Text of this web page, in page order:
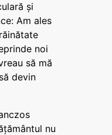
și
Am ales
noi
să mă
devin
nu